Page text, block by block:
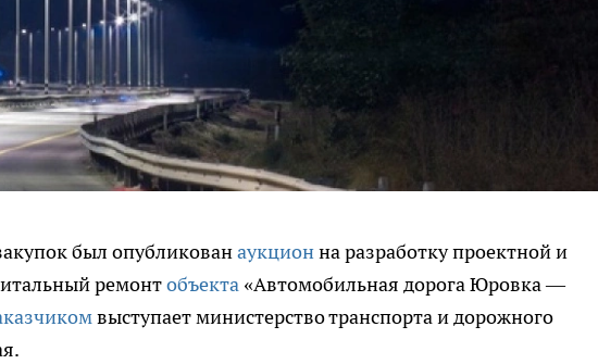
был опубликованаукционна разработку проектной и
ремонтобъекта «Автомобильная дорога Юровка —
выступает министерство транспорта и дорожного